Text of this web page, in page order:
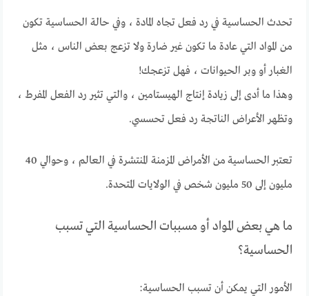
تحدث الحساسية في رد فعل تجاه المادة ، وفي حالة الحساسية تكون
من المواد التي عادة ما تكون غير ضارة ولا تزعج بعض الناس ، مثل
الغبار أو وبر الحيوانات ، فهل تزعجك!
وهذا ما أدى إلى زيادة إنتاج الهيستامين ، والتي تثير رد الفعل المفرط ،
وتظهر الأعراض الناتجة رد فعل تحسسي.
تعتبر الحساسية من الأمراض المزمنة المنتشرة في العالم ، وحوالي 40
مليون إلى 50 مليون شخص في الولايات المتحدة.
ما هي بعض المواد أو مسببات الحساسية التي تسبب
الحساسية؟
الأمور التي يمكن أن تسبب الحساسية: